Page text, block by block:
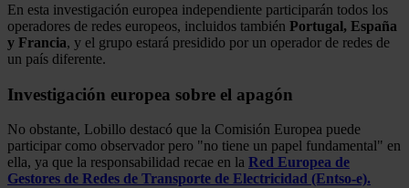
En esta investigación europea independiente participarán todos los
operadores de redes europeos, incluidos también Portugal, España
y Francia, y el grupo estará presidido por un operador de redes de
un país diferente.
Investigación europea sobre el apagón
No obstante, Lobillo destacó que la Comisión Europea puede
participar como observador pero "no tiene un papel fundamental" en
ella, ya que la responsabilidad recae en la Red Europea de
Gestores de Redes de Transporte de Electricidad (Entso-e).